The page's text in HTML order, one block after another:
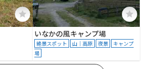
いなかの風キャンプ場
絶景スポット 山｜高原 夜景
キャンプ
場